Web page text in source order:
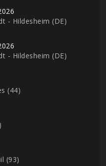
- Hildesheim (DE)
- Hildesheim (DE)
(44)
(93)